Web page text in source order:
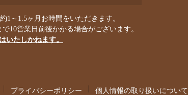
～1.5ヶ月お時間をいただきます。
10営業日前後かかる場合がございます。
いたしかねます。
プライバシーポリシー 個人情報の取り扱いについて